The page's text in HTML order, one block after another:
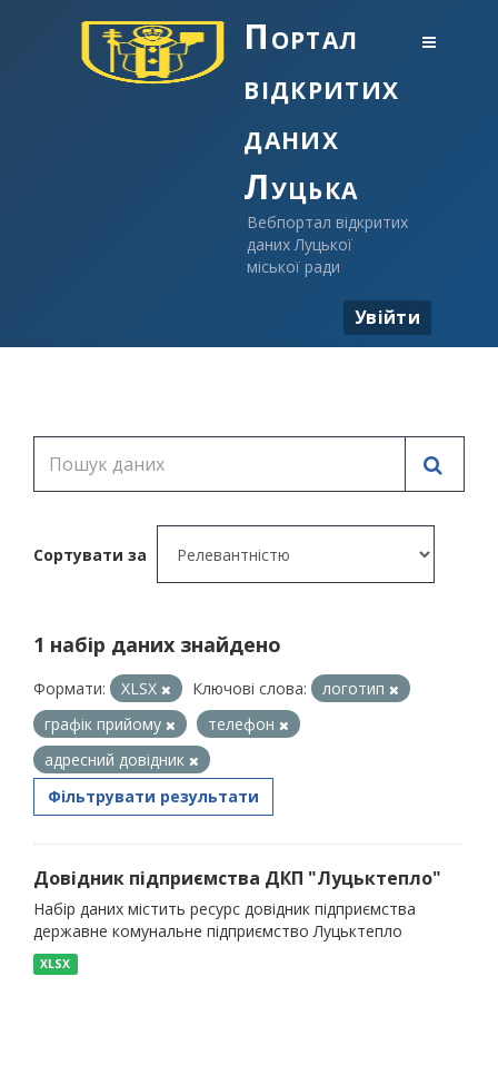
Портал
відкритих
даних
Луцька
Вебпортал відкритих
даних Луцької
міської ради
Увійти
Сортувати за
1 набір даних знайдено
Формати: XLSX Ключові слова:
логотип
графік прийому
телефон
адресний довідник
Фільтрувати результати
Довідник підприємства ДКП "Луцьктепло"
Набір даних містить ресурс довідник підприємства
державне комунальне підприємство Луцьктепло
XLSX